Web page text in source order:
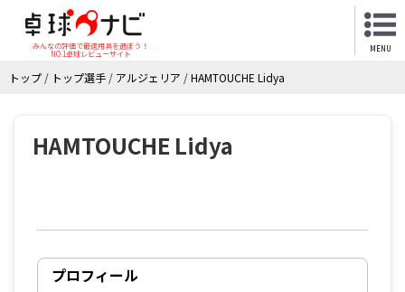
みんなの評価で最適用具を選ぼう！
NO.1卓球レビューサイト
MENU
トップ / トップ選手 / アルジェリア /HAMTOUCHE Lidya
HAMTOUCHE Lidya
プロフィール